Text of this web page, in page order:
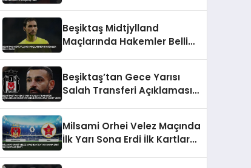
Beşiktaş Midtjylland
Maçlarında Hakemler Belli
Beşiktaş’tan Gece Yarısı
Salah Transferi Açıklaması
Milsami Orhei Velez Maçında
İlk Yarı Sona Erdi İlk Kartlar